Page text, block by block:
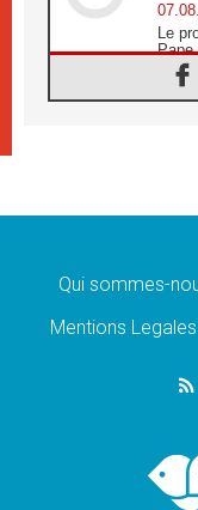
Le
Pape
1ère
pour
Qui sommes-
Mentions Legales